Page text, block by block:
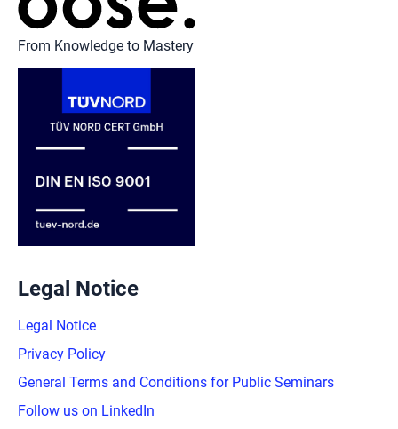
From Knowledge to Mastery
Legal Notice
Legal Notice
Privacy Policy
General Terms and Conditions for Public Seminars
Follow us on LinkedIn